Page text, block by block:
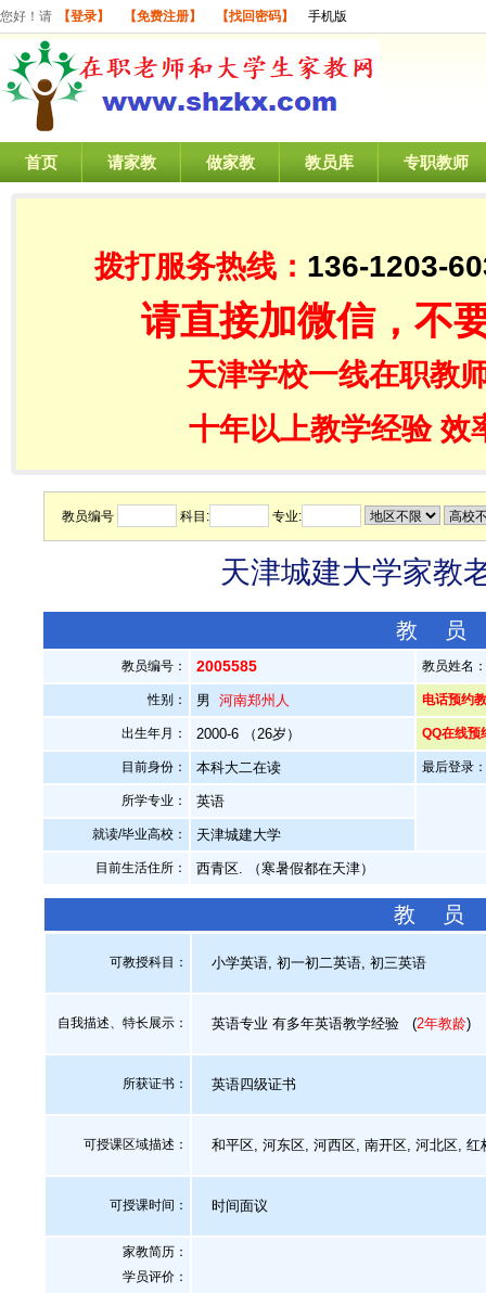
您好！请 【登录】 【免费注册】 【找回密码】 手机版
首页 请家教 做家教 教员库 专职教师
拨打服务热线： 136-1203-
请直接加微信，不
天津学校一线在职教
十年以上教学经验 效
教员编号 科目: 专业:
天津城建大学家教
教
教员编号： 2005585 教员姓名
性别： 男 河南郑州人 电话预约
出生年月： 2000-6 （26岁） QQ在线预
目前身份： 本科大二在读 最后登录
所学专业： 英语
就读/毕业高校： 天津城建大学
目前生活住所： 西青区. （寒暑假都在天津）
教 员
可教授科目： 小学英语, 初一初二英语, 初三英语
自我描述、特长展示 ： 英语专业 有多年英语教学经验 (2年教龄)
所获证书 ： 英语四级证书
可授课区域描述： 和平区, 河东区, 河西区, 南开区, 河北区, 红
可授课时间： 时间面议
家教简历：
学员评价：